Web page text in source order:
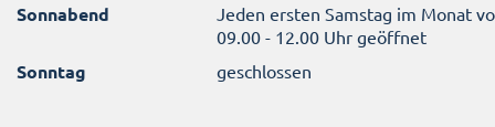
Sonnabend
Jeden ersten Samstag im Monat
09.00 - 12.00 Uhr geöffnet
Sonntag geschlossen